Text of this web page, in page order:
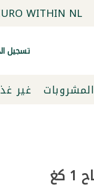
WITHIN NL
تسجيل
المشروبات غير